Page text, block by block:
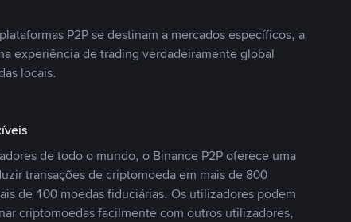
P2P se destinam a mercados específicos, a
experiência de trading verdadeiramente global
locais.
de todo o mundo, o Binance P2P oferece uma
transações de criptomoeda em mais de 800
de 100 moedas fiduciárias. Os utilizadores podem
criptomoedas facilmente com outros utilizadores,